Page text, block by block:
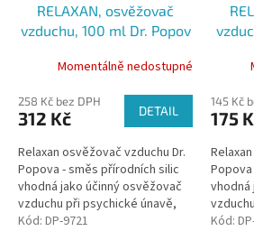
RELAXAN, osvěžovač
vzduchu, 100 ml Dr. Popov
Momentálně nedostupné
258 Kč bez DPH
312 Kč DETAIL
Relaxan osvěžovač vzduchu Dr.
Popova - směs přírodních silic
vhodná jako účinný osvěžovač
vzduchu při psychické únavě,
nespavosti a stresu. Aktivní
Kód: DP-9721
145 Kč
175
vhodná
Kód: